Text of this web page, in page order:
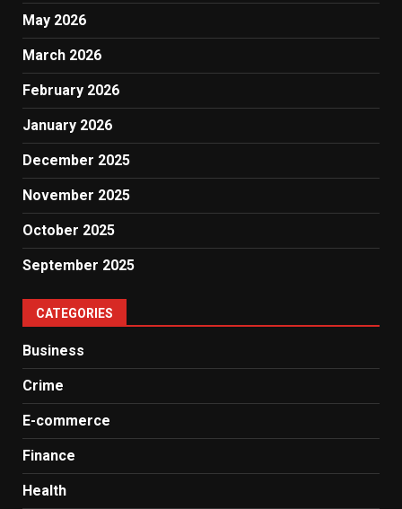
May 2026
March 2026
February 2026
January 2026
December 2025
November 2025
October 2025
September 2025
CATEGORIES
Business
Crime
E-commerce
Finance
Health